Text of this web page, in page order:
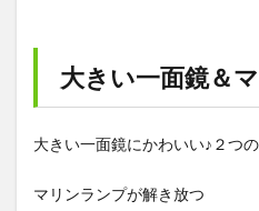
大きい一面鏡＆
大きい一面鏡にかわいい♪２つ
マリンランプが解き放つ